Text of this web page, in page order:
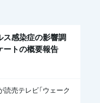
ス感染症の影響調
トの概要報告
読売テレビ「ウェーク